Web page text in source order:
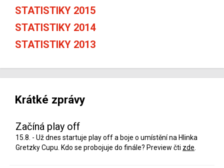
STATISTIKY 2015
STATISTIKY 2014
STATISTIKY 2013
Krátké zprávy
Začíná play off
15.8. - Už dnes startuje play off a boje o umístění na Hlinka
Gretzky Cupu. Kdo se probojuje do finále? Preview čti zde